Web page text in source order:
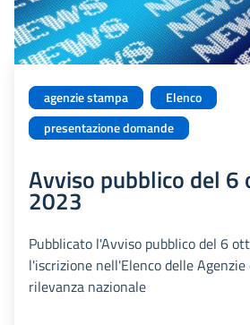
agenzie stampa
Elenco
presentazione domande
Avviso pubblico del 6
2023
Pubblicato l'Avviso pubblico del 6
l'iscrizione nell'Elenco delle
rilevanza nazionale